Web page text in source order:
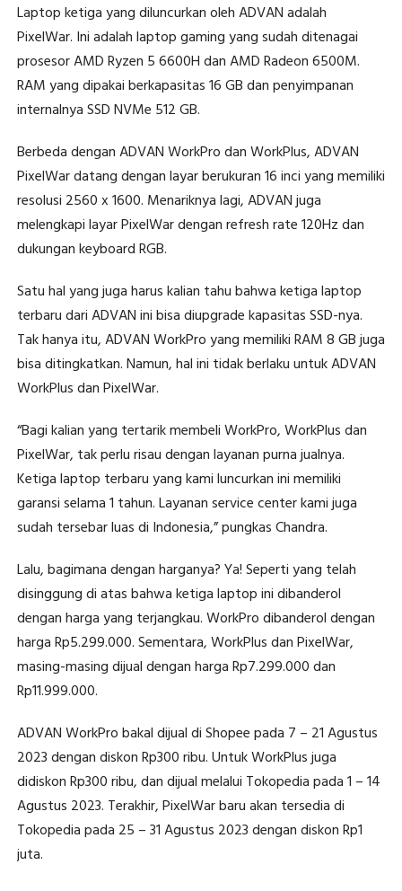
Laptop ketiga yang diluncurkan oleh ADVAN adalah
PixelWar. Ini adalah laptop gaming yang sudah ditenagai
prosesor AMD Ryzen 5 6600H dan AMD Radeon 6500M.
RAM yang dipakai berkapasitas 16 GB dan penyimpanan
internalnya SSD NVMe 512 GB.
Berbeda dengan ADVAN WorkPro dan WorkPlus, ADVAN
PixelWar datang dengan layar berukuran 16 inci yang memiliki
resolusi 2560 x 1600. Menariknya lagi, ADVAN juga
melengkapi layar PixelWar dengan refresh rate 120Hz dan
dukungan keyboard RGB.
Satu hal yang juga harus kalian tahu bahwa ketiga laptop
terbaru dari ADVAN ini bisa diupgrade kapasitas SSD-nya.
Tak hanya itu, ADVAN WorkPro yang memiliki RAM 8 GB juga
bisa ditingkatkan. Namun, hal ini tidak berlaku untuk ADVAN
WorkPlus dan PixelWar.
“Bagi kalian yang tertarik membeli WorkPro, WorkPlus dan
PixelWar, tak perlu risau dengan layanan purna jualnya.
Ketiga laptop terbaru yang kami luncurkan ini memiliki
garansi selama 1 tahun. Layanan service center kami juga
sudah tersebar luas di Indonesia,” pungkas Chandra.
Lalu, bagimana dengan harganya? Ya! Seperti yang telah
disinggung di atas bahwa ketiga laptop ini dibanderol
dengan harga yang terjangkau. WorkPro dibanderol dengan
harga Rp5.299.000. Sementara, WorkPlus dan PixelWar,
masing-masing dijual dengan harga Rp7.299.000 dan
Rp11.999.000.
ADVAN WorkPro bakal dijual di Shopee pada 7 – 21 Agustus
2023 dengan diskon Rp300 ribu. Untuk WorkPlus juga
didiskon Rp300 ribu, dan dijual melalui Tokopedia pada 1 – 14
Agustus 2023. Terakhir, PixelWar baru akan tersedia di
Tokopedia pada 25 – 31 Agustus 2023 dengan diskon Rp1
juta.